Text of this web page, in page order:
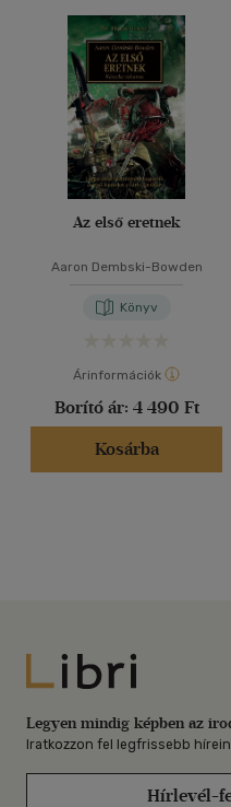
Az első eretnek
Aaron Dembski-Bowden
Könyv
Árinformációk
Borító ár: 4 490 Ft
Kosárba
Libri
Legyen mindig képben az
Iratkozzon fel legfrissebb
Hírlevél-